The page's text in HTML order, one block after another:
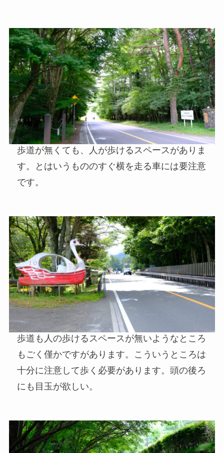
歩道が無くても、人が歩けるスペースがありま
す。とはいうもののすぐ横を走る車には要注意
です。
歩道も人の歩けるスペースが無いようなところ
もごく僅かですがあります。こういうところは
十分に注意して歩く必要があります。頭の後ろ
にも目玉が欲しい。